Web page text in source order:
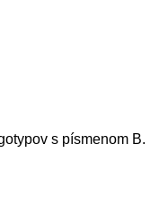
s písmenom B.